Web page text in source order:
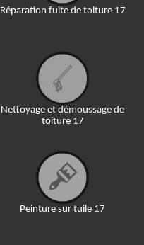
Réparation fuite de toiture 17
Nettoyage et démoussage de
toiture 17
Peinture sur tuile 17